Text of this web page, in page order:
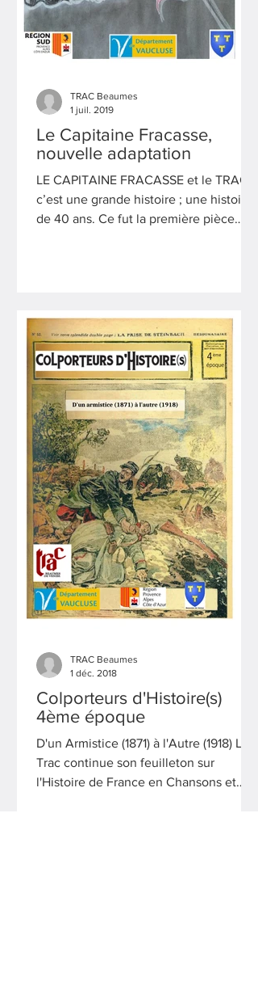
Le Capitaine Fracasse,
nouvelle adaptation
LE CAPITAINE FRACASSE et le TRAC
c’est une grande histoire ; une histoire
de 40 ans. Ce fut la première pièce
TRAC Beaumes
1 juil. 2019
Colporteurs d'Histoire(s)
4ème époque
D'un Armistice (1871) à l'Autre (1918) Le
Trac continue son feuilleton sur
l'Histoire de France en Chansons et
TRAC Beaumes
1 déc. 2018